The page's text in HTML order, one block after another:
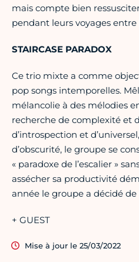
mais compte bien
pendant leurs voyages entre
STAIRCASE PARADOX
Ce trio mixte a comme
pop songs intemporelles.
mélancolie à des mélodies
recherche de complexité et
d’introspection et
d’obscurité, le groupe se
« paradoxe de l’escalier »
assécher sa productivité
année le groupe a décidé
+ GUEST
Mise à jour le 25/03/2022